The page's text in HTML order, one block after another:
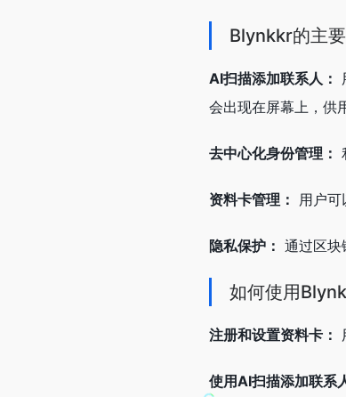
Blynkkr的主
AI扫描添加联系人：
会出现在屏幕上，供
去中心化身份管理：
资料卡管理： 用户可
隐私保护： 通过区块
如何使用
注册和设置资料卡：
使用AI扫描添加联系